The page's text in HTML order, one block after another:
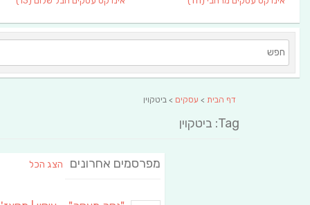
דף הבית > עסקים > ביטקוין
Tag: ביטקוין
מפרסמים אחרונים הצג הכל